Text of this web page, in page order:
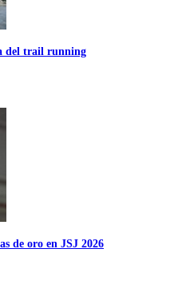
del trail running
de oro en JSJ 2026